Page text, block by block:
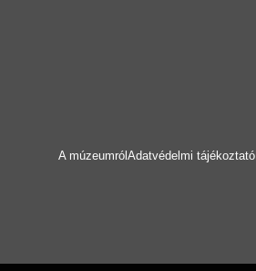
A múzeumról Adatvédelmi tájékoztató